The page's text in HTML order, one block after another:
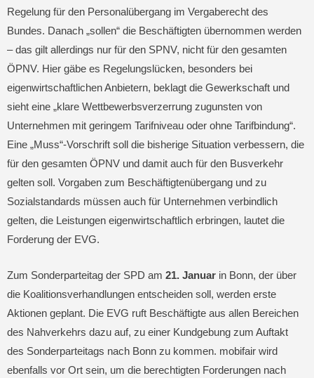
Regelung für den Personalübergang im Vergaberecht des
Bundes. Danach „sollen“ die Beschäftigten übernommen werden
– das gilt allerdings nur für den SPNV, nicht für den gesamten
ÖPNV. Hier gäbe es Regelungslücken, besonders bei
eigenwirtschaftlichen Anbietern, beklagt die Gewerkschaft und
sieht eine „klare Wettbewerbsverzerrung zugunsten von
Unternehmen mit geringem Tarifniveau oder ohne Tarifbindung“.
Eine „Muss“-Vorschrift soll die bisherige Situation verbessern, die
für den gesamten ÖPNV und damit auch für den Busverkehr
gelten soll. Vorgaben zum Beschäftigtenübergang und zu
Sozialstandards müssen auch für Unternehmen verbindlich
gelten, die Leistungen eigenwirtschaftlich erbringen, lautet die
Forderung der EVG.
Zum Sonderparteitag der SPD am 21. Januar in Bonn, der über
die Koalitionsverhandlungen entscheiden soll, werden erste
Aktionen geplant. Die EVG ruft Beschäftigte aus allen Bereichen
des Nahverkehrs dazu auf, zu einer Kundgebung zum Auftakt
des Sonderparteitags nach Bonn zu kommen. mobifair wird
ebenfalls vor Ort sein, um die berechtigten Forderungen nach